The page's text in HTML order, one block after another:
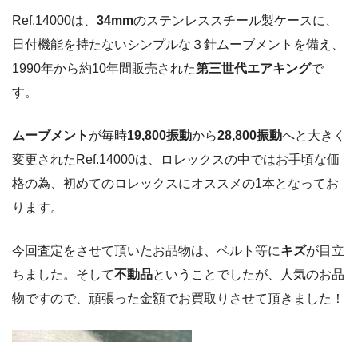
Ref.14000は、 34mmのステンレススチール製ケースに、
日付機能を持たないシンプルな３針ムーブメントを備え、
1990年から約10年間販売された第三世代エアキングで
す。
ムーブメント が毎時19,800振動から28,800振動へと大きく
変更されたRef.14000は、ロレックスの中ではお手頃な価
格の為、初めてのロレックスにオススメの1本となってお
ります。
今回査定をさせて頂いたお品物は、ベルト等にキズが目立
ちました。そして不動品ということでしたが、人気のお品
物ですので、頑張った金額でお買取りさせて頂きました！